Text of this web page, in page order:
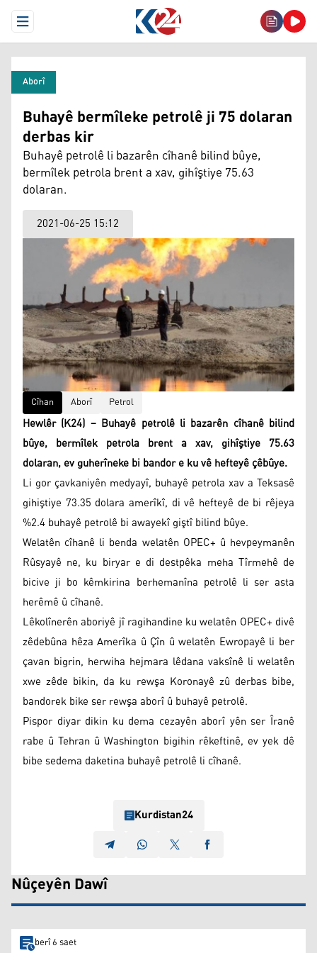
Open Menu
Aborî
Buhayê bermîleke petrolê ji 75 dolaran
derbas kir
Buhayê petrolê li bazarên cîhanê bilind bûye,
bermîlek petrola brent a xav, gihîştiye 75.63
dolaran.
2021-06-25 15:12
Cîhan Aborî Petrol
Hewlêr (K24) – Buhayê petrolê li bazarên cîhanê bilind
bûye, bermîlek petrola brent a xav, gihîştiye 75.63
dolaran, ev guherîneke bi bandor e ku vê hefteyê çêbûye.
Li gor çavkaniyên medyayî, buhayê petrola xav a Teksasê
gihiştiye 73.35 dolara amerîkî, di vê hefteyê de bi rêjeya
%2.4 buhayê petrolê bi awayekî giştî bilind bûye.
Welatên cîhanê li benda welatên OPEC+ û hevpeymanên
Rûsyayê ne, ku biryar e di destpêka meha Tîrmehê de
bicive ji bo kêmkirina berhemanîna petrolê li ser asta
herêmê û cîhanê.
Lêkolînerên aboriyê jî ragihandine ku welatên OPEC+ divê
zêdebûna hêza Amerîka û Çîn û welatên Ewropayê li ber
çavan bigrin, herwiha hejmara lêdana vaksînê li welatên
xwe zêde bikin, da ku rewşa Koronayê zû derbas bibe,
bandorek bike ser rewşa aborî û buhayê petrolê.
Pispor diyar dikin ku dema cezayên aborî yên ser Îranê
rabe û Tehran û Washington bigihin rêkeftinê, ev yek dê
bibe sedema daketina buhayê petrolê li cîhanê.
Kurdistan24
Nûçeyên Dawî
berî 6 saet